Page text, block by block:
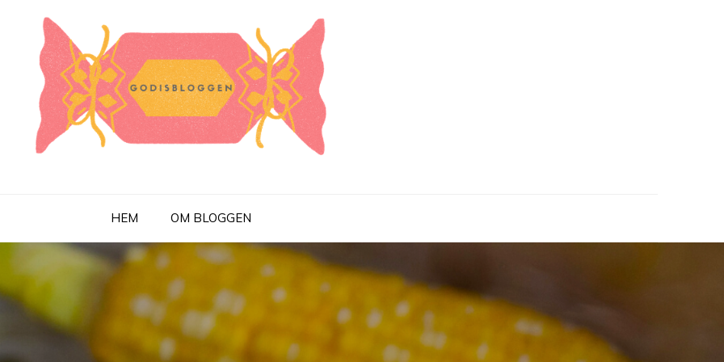
HEM OM BLOGGEN